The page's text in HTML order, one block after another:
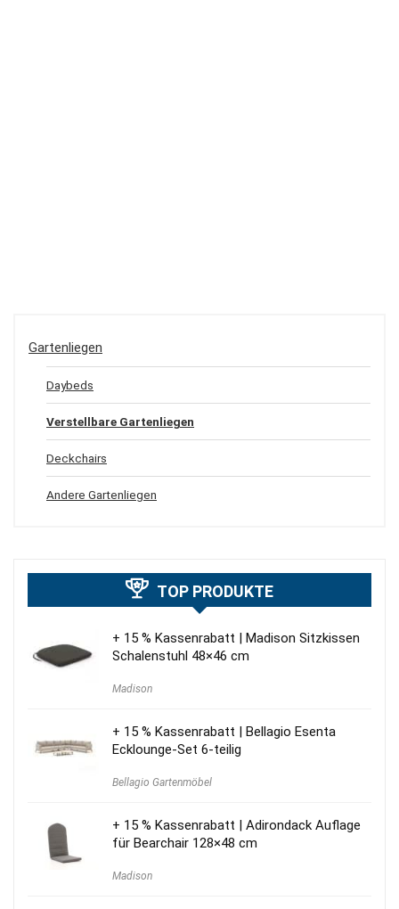
Gartenliegen
Daybeds
Verstellbare Gartenliegen
Deckchairs
Andere Gartenliegen
TOP PRODUKTE
+ 15 % Kassenrabatt | Madison Sitzkissen
Schalenstuhl 48×46 cm
Madison
+ 15 % Kassenrabatt | Bellagio Esenta
Ecklounge-Set 6-teilig
Bellagio Gartenmöbel
+ 15 % Kassenrabatt | Adirondack Auflage
für Bearchair 128×48 cm
Madison